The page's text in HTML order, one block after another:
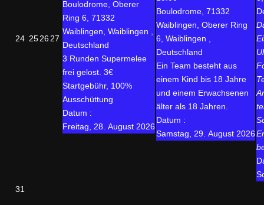
24 252627
Boulodrome, Oberer
Ring 6, 71332
Waiblingen, Waiblingen ,
Deutschland
3 Runden Supermelee
frei gelost. 3€
Startgebühr, 100%
Ausschüttung
Datum :
Freitag, 28. August 2026
Boulodrome, 71332
Waiblingen, Oberer Ring
6, Waiblingen ,
Deutschland
Ein Team besteht aus
einem Kind bis 18 Jahre
und einem Erwachsenen
älter als 18 Jahren.
Datum :
Samstag, 29. August 2026
31